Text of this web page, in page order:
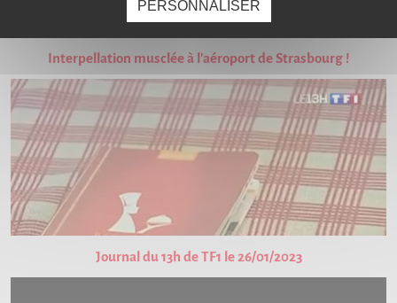
Interpellation musclée à l'aéroport de Strasbourg !
Journal du 13h de TF1 le 26/01/2023
PERSONNALISER